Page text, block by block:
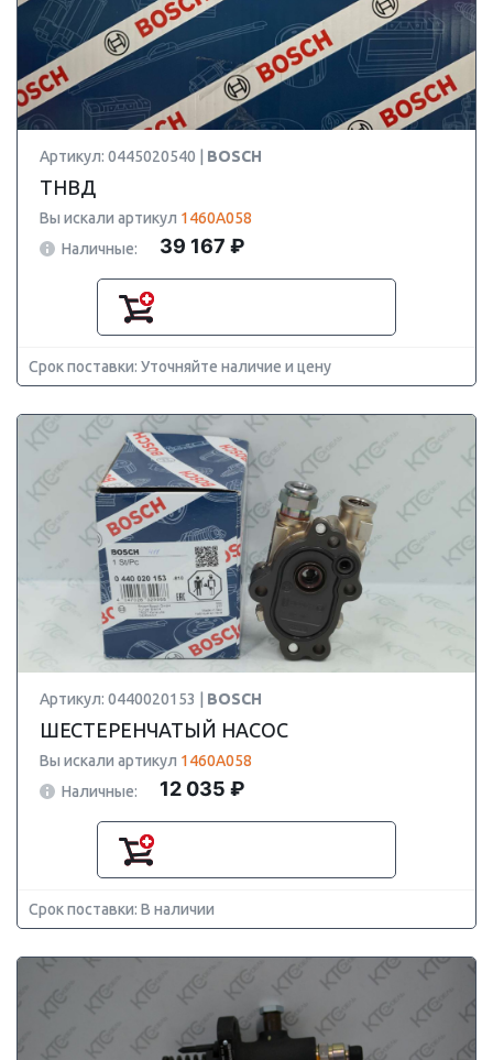
Артикул: 0445020540 | BOSCH
ТНВД
Вы искали артикул 1460A058
Наличные:
39 167 ₽
Срок поставки: Уточняйте наличие и цену
Артикул: 0440020153 | BOSCH
ШЕСТЕРЕНЧАТЫЙ НАСОС
Вы искали артикул 1460A058
Наличные:
12 035 ₽
Срок поставки: В наличии